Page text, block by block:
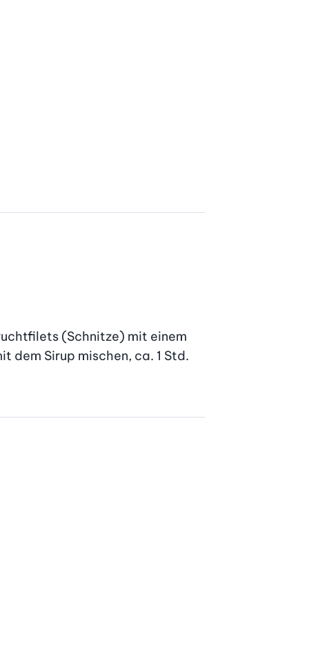
(Schnitze) mit einem
dem Sirup mischen, ca. 1 Std.